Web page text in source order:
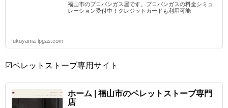
福山市のプロパンガス屋です。プロパンガスの料金シミュ
レーション受付中！クレジットカードも利用可能
fukuyama-lpgas.com
☑ペレットストーブ専用サイト
ホーム | 福山市のペレットストーブ専門
店